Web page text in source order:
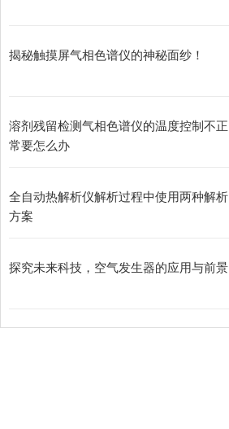
揭秘触摸屏气相色谱仪的神秘面纱！
溶剂残留检测气相色谱仪的温度控制不正
常要怎么办
全自动热解析仪解析过程中使用两种解析
方案
探究未来科技，空气发生器的应用与前景